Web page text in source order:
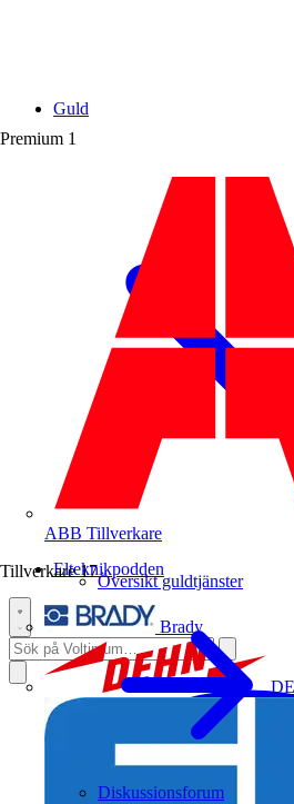
Premium 1
ABB Tillverkare
Tillverkare 17
Brady
Guld
Översikt guldtjänster
Diskussionsforum
Elteknikpodden